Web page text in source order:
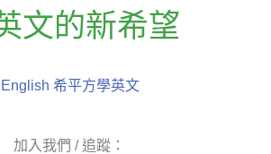
文的新希望
希平方學英文
加入我們 / 追蹤：